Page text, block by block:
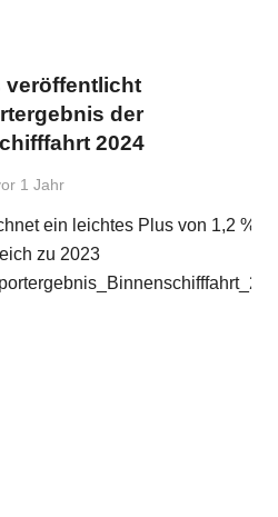
veröffentlicht
der
2024
1 Jahr
ein leichtes Plus von 1,2 % im
zu 2023